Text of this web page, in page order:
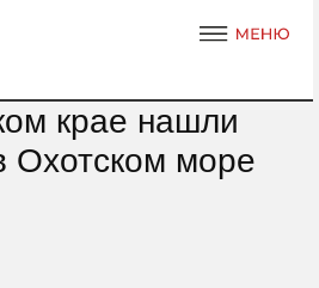
крае нашли
Охотском море